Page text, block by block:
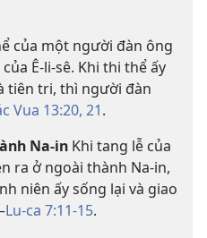
của một người đàn ông
Ê-li-sê. Khi thi thể ấy
tiên tri, thì người đàn
Vua 13:20, 21.
Na-in Khi tang lễ của
ra ở ngoài thành Na-in,
niên ấy sống lại và giao
Lu-ca 7:11-15.